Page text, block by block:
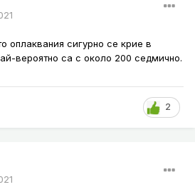
оплаквания сигурно се крие в
вероятно са с около 200 седмично.
2